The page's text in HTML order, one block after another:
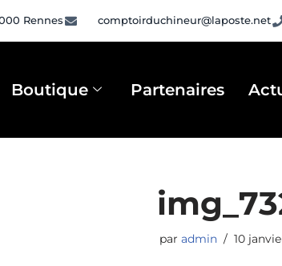
Rennes comptoirduchineur@laposte.net
Boutique Partenaires
par admin 10